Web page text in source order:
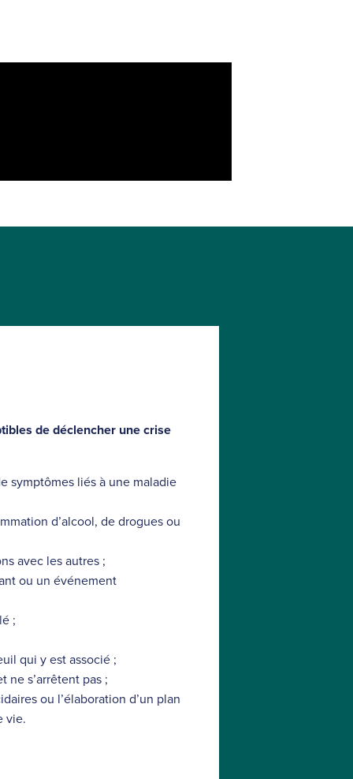
de déclencher une crise
symptômes liés à une maladie
d’alcool, de drogues ou
avec les autres ;
ou un événement
;
qui y est associé ;
ne s’arrêtent pas ;
ou l’élaboration d’un plan
vie.